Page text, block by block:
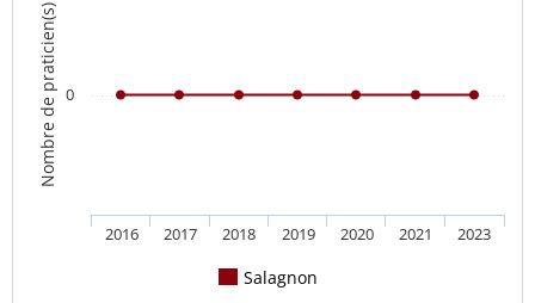
Nombre de praticien(s)
Salagnon
2016 2017 2018 2019 2020 2021 2023
0